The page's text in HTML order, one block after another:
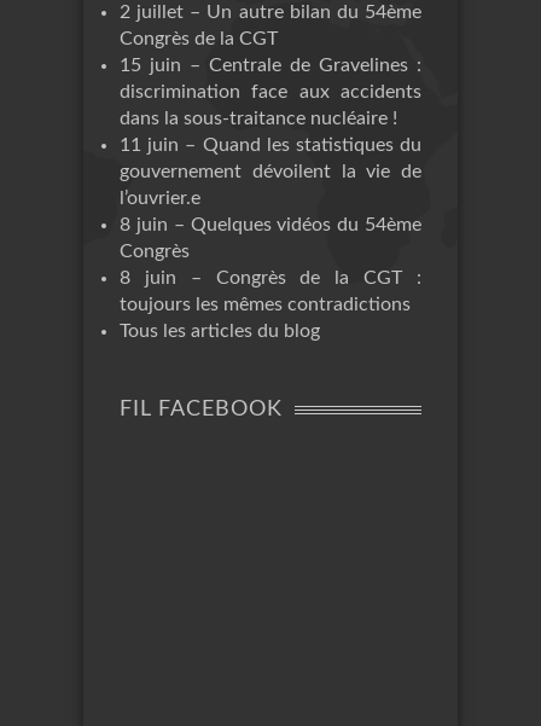
2 juillet – Un autre bilan du 54ème
Congrès de la CGT
15 juin – Centrale de Gravelines :
discrimination face aux accidents
dans la sous-traitance nucléaire !
11 juin – Quand les statistiques du
gouvernement dévoilent la vie de
l’ouvrier.e
8 juin – Quelques vidéos du 54ème
Congrès
8 juin – Congrès de la CGT :
toujours les mêmes contradictions
Tous les articles du blog
FIL FACEBOOK